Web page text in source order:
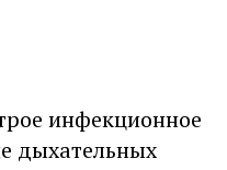
инфекционное
дыхательных